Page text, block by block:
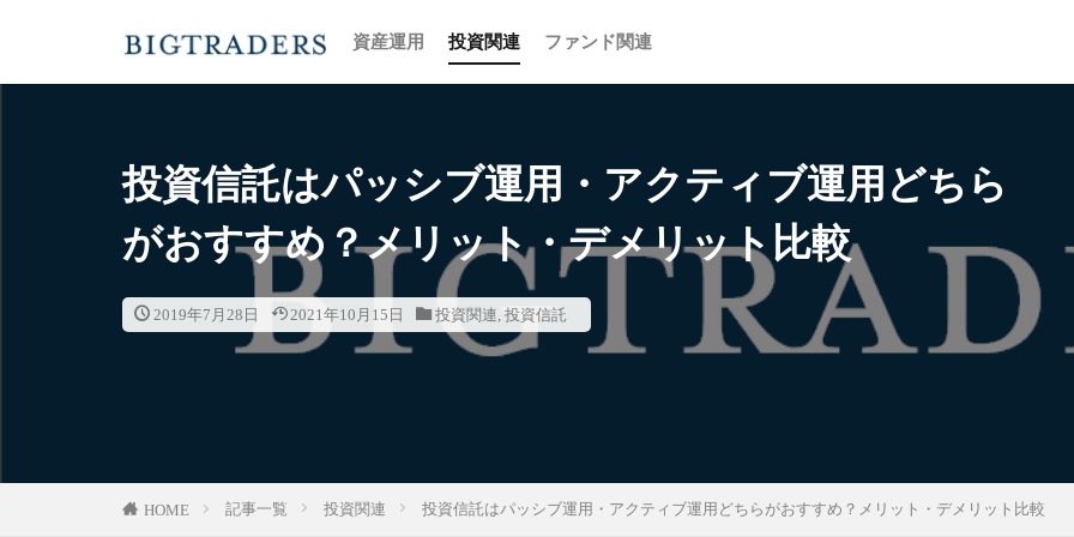
資産運用 投資関連 ファンド関連
投資信託はパッシブ運用・アクティブ運用どちら
がおすすめ？メリット・デメリット比較
2019年7月28日 2021年10月15日 投資関連, 投資信託
HOME 記事一覧 投資関連 投資信託はパッシブ運用・アクティブ運用どちらがおすすめ？メリット・デメリット比較